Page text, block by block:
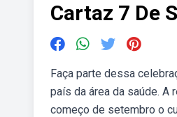
Cartaz 7 De
Faça parte dessa
país da área da saúde. A
começo de setembro o